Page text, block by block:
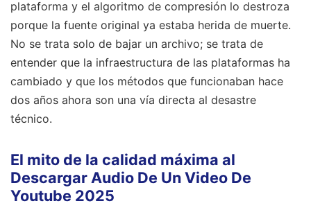
plataforma y el algoritmo de compresión lo destroza
porque la fuente original ya estaba herida de muerte.
No se trata solo de bajar un archivo; se trata de
entender que la infraestructura de las plataformas ha
cambiado y que los métodos que funcionaban hace
dos años ahora son una vía directa al desastre
técnico.
El mito de la calidad máxima al
Descargar Audio De Un Video De
Youtube 2025